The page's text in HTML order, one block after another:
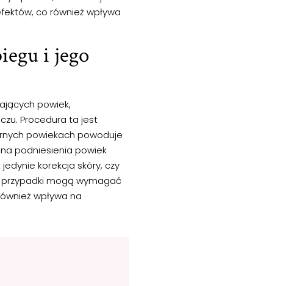
co również wpływa
i jego
powiek,
Procedura ta jest
powiekach powoduje
podniesienia powiek
korekcja skóry, czy
przypadki mogą wymagać
wpływa na